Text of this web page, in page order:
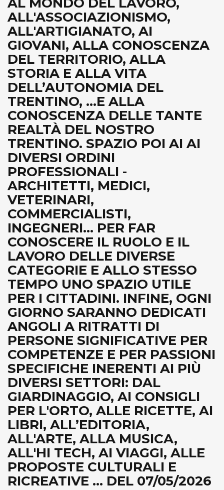
ALL'ASSOCIAZIONISMO,
ALL'ARTIGIANATO, AI
GIOVANI, ALLA CONOSCENZA
DEL TERRITORIO, ALLA
STORIA E ALLA VITA
DELL’AUTONOMIA DEL
TRENTINO, ...E ALLA
CONOSCENZA DELLE TANTE
REALTÀ DEL NOSTRO
TRENTINO. SPAZIO POI AI AI
DIVERSI ORDINI
PROFESSIONALI -
ARCHITETTI, MEDICI,
VETERINARI,
COMMERCIALISTI,
INGEGNERI... PER FAR
CONOSCERE IL RUOLO E IL
LAVORO DELLE DIVERSE
CATEGORIE E ALLO STESSO
TEMPO UNO SPAZIO UTILE
PER I CITTADINI. INFINE, OGNI
GIORNO SARANNO DEDICATI
ANGOLI A RITRATTI DI
PERSONE SIGNIFICATIVE PER
COMPETENZE E PER PASSIONI
SPECIFICHE INERENTI AI PIÙ
DIVERSI SETTORI: DAL
GIARDINAGGIO, AI CONSIGLI
PER L'ORTO, ALLE RICETTE, AI
LIBRI, ALL’EDITORIA,
ALL'ARTE, ALLA MUSICA,
ALL'HI TECH, AI VIAGGI, ALLE
PROPOSTE CULTURALI E
RICREATIVE ... DEL 07/05/2026